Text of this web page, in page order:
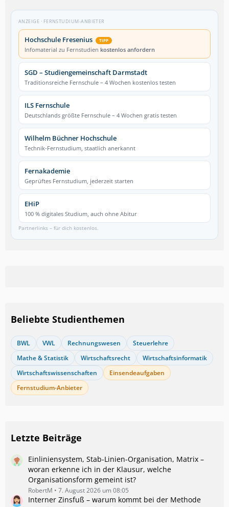
ANZEIGE · FERNSTUDIUM-ANBIETER
Hochschule Fresenius TIPP
Infomaterial zu Fernstudien kostenlos anfordern
SGD – Studiengemeinschaft Darmstadt
Traditionsreiche Fernschule – 4 Wochen kostenlos testen
ILS Fernschule
Deutschlands größte Fernschule – 4 Wochen gratis testen
Wilhelm Büchner Hochschule
Technik-Fernstudium, staatlich anerkannt
Fernakademie
Geprüftes Fernstudium, jederzeit starten
EHiP
100 % digitales Studium, auch ohne Abitur
Partnerlinks – für dich kostenlos.
Beliebte Studienthemen
BWL VWL Rechnungswesen
Steuerlehre
Mathe & Statistik
Wirtschaftsrecht
Wirtschaftsinformatik
Wirtschaftswissenschaften
Einsendeaufgaben
Fernstudium-Anbieter
Letzte Beiträge
Einliniensystem, Stab-Linien-Organisation, Matrix –
woran erkenne ich in der Klausur, welche
Organisationsform gemeint ist?
RobertM 7. August 2026 um 08:05
Interner Zinsfuß – warum kommt bei der Methode